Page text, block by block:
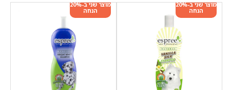
מוצר שני ב-20%
הנחה
מוצר שני ב-20%
הנחה